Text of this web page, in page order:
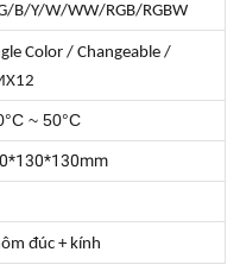
B/Y/W/WW/RGB/RGBW
Color / Changeable /
~ 50°C
đúc + kính